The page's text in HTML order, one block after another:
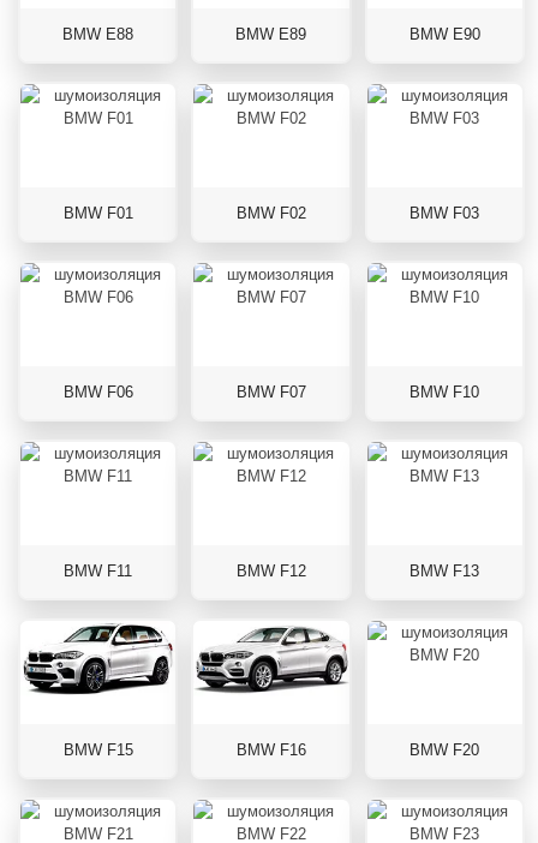
BMW E88 BMW E89 BMW E90
BMW F01 BMW F02 BMW F03
BMW F06 BMW F07 BMW F10
BMW F11 BMW F12 BMW F13
BMW F15 BMW F16 BMW F20